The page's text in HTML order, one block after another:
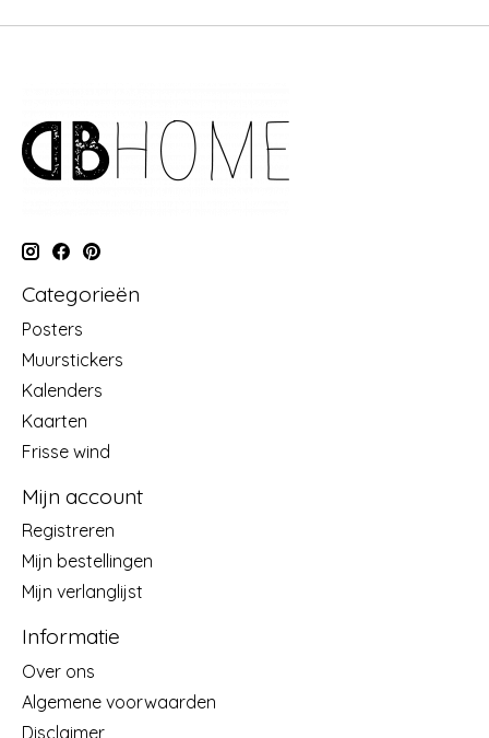
Categorieën
Posters
Muurstickers
Kalenders
Kaarten
Frisse wind
Mijn account
Registreren
Mijn bestellingen
Mijn verlanglijst
Informatie
Over ons
Algemene voorwaarden
Disclaimer